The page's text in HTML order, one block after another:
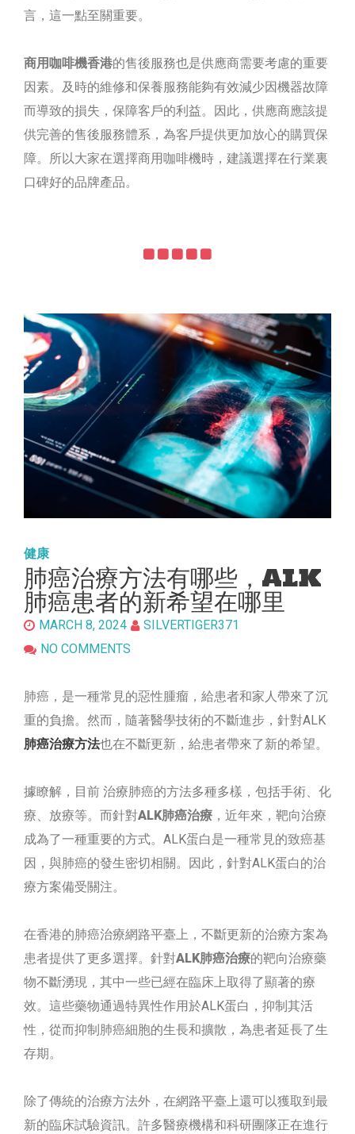
言，這一點至關重要。
商用咖啡機香港的售後服務也是供應商需要考慮的重要
因素。及時的維修和保養服務能夠有效減少因機器故障
而導致的損失，保障客戶的利益。因此，供應商應該提
供完善的售後服務體系，為客戶提供更加放心的購買保
障。所以大家在選擇商用咖啡機時，建議選擇在行業裏
口碑好的品牌產品。
健康
肺癌治療方法有哪些，ALK
肺癌患者的新希望在哪里
MARCH 8, 2024
SILVERTIGER371
NO COMMENTS
肺癌，是一種常見的惡性腫瘤，給患者和家人帶來了沉
重的負擔。然而，隨著醫學技術的不斷進步，針對ALK
肺癌治療方法也在不斷更新，給患者帶來了新的希望。
據瞭解，目前 治療肺癌的方法多種多樣，包括手術、化
療、放療等。而針對ALK肺癌治療 ，近年來，靶向治療
成為了一種重要的方式。ALK蛋白是一種常見的致癌基
因，與肺癌的發生密切相關。因此，針對ALK蛋白的治
療方案備受關注。
在香港的肺癌治療網路平臺上，不斷更新的治療方案為
患者提供了更多選擇。針對ALK肺癌治療的靶向治療藥
物不斷湧現，其中一些已經在臨床上取得了顯著的療
效。這些藥物通過特異性作用於ALK蛋白，抑制其活
性，從而抑制肺癌細胞的生長和擴散，為患者延長了生
存期。
除了傳統的治療方法外，在網路平臺上還可以獲取到最
新的臨床試驗資訊。許多醫療機構和科研團隊正在進行